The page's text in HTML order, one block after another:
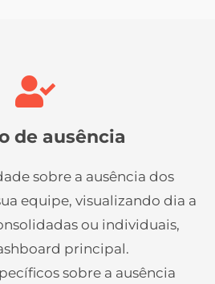
de ausência
sobre a ausência dos
equipe, visualizando dia a
ou individuais,
principal.
sobre a ausência